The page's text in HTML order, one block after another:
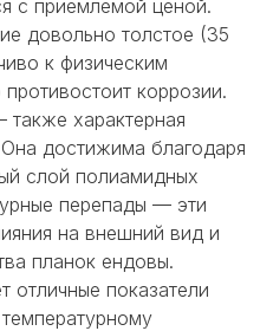
с приемлемой ценой.
довольно толстое (35
к физическим
коррозии.
характерная
достижима благодаря
слой полиамидных
перепады — эти
на внешний вид и
планок ендовы.
отличные показатели